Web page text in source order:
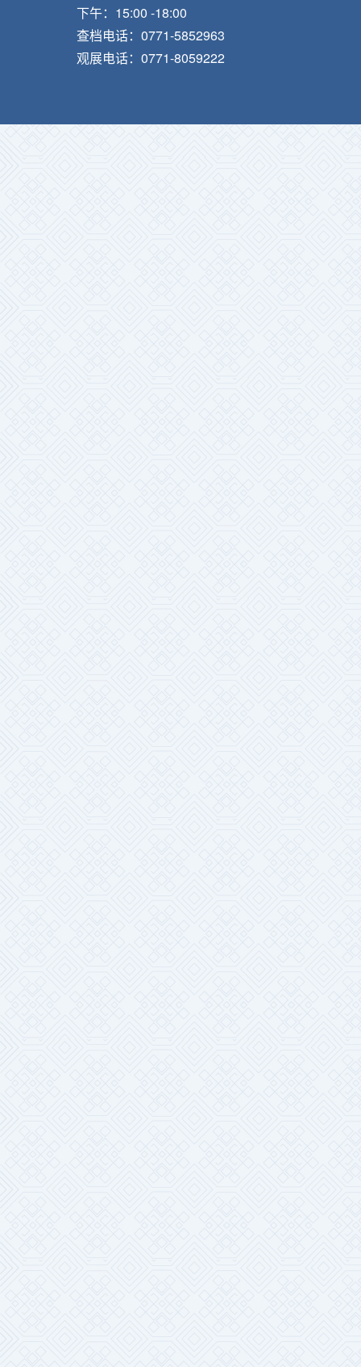
下午：15:00 -18:00
查档电话：0771-5852963
观展电话：0771-8059222